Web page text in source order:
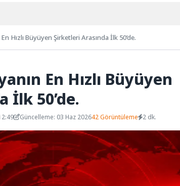
Hızlı Büyüyen Şirketleri Arasında İlk 50’de.
En Hızlı Büyüyen
İlk 50’de.
Güncelleme: 03 Haz 202642 Görüntüleme 2 dk.